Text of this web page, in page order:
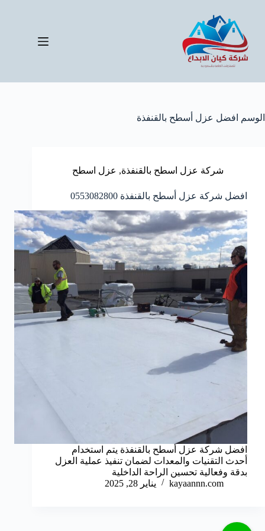
المحتوى
الوسم افضل عزل أسطح بالقنفذة
شركة عزل اسطح بالقنفذة, عزل اسطح
افضل شركة عزل أسطح بالقنفذة 0553082800
افضل شركة عزل أسطح بالقنفذة يتم استخدام
أحدث التقنيات والمعدات لضمان تنفيذ عملية العزل
بدقة وفعالية تحسين الراحة الداخلية
kayaannn.com
يناير 28, 2025